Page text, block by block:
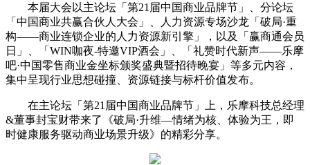
本届大会以主论坛「第21届中国商业品牌节」、分论坛
「中国商业共赢合伙人大会」、人力资源专场沙龙「破局·重
构——商业连锁企业的人力资源新引擎」，以及「赢商通会员
日」、「WIN咖夜-特邀VIP酒会」、「礼赞时代新声——乐摩
吧·中国零售商业金坐标颁奖盛典暨招待晚宴」等多元内容，
集中呈现行业思想碰撞、资源链接与标杆价值发布。
在主论坛「第21届中国商业品牌节」上，乐摩科技总经理
&董事封宝财带来了《破局·升维—情绪为核、体验为王，即
时健康服务驱动商业场景升级》的精彩分享。